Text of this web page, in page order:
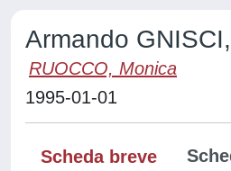
Armando
RUOCCO, Monica
1995-01-01
Scheda breve